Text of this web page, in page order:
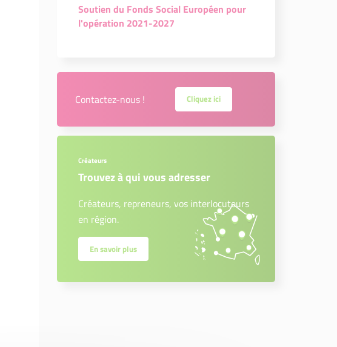
Soutien du Fonds Social Européen pour
l'opération 2021-2027
Contactez-nous ! Cliquez ici
Créateurs
Trouvez à qui vous adresser
Créateurs, repreneurs, vos interlocuteurs
en région.
En savoir plus